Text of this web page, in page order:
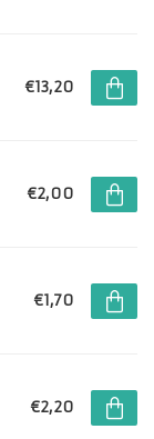
€13,20
€2,00
€1,70
€2,20